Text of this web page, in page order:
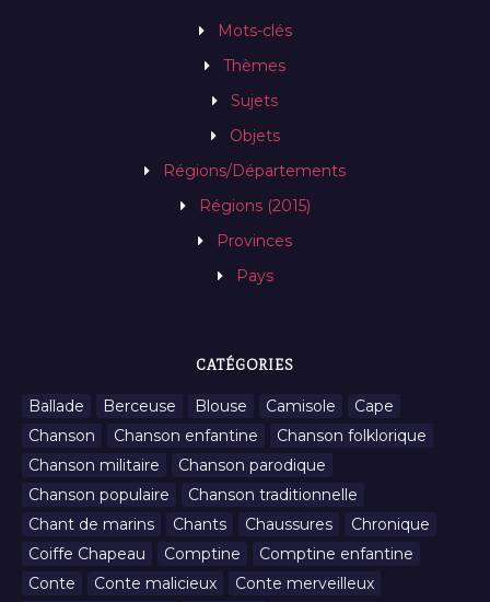
Mots-clés
Thèmes
Sujets
Objets
Régions/Départements
Régions (2015)
Provinces
Pays
CATÉGORIES
Ballade Berceuse Blouse Camisole
Cape
Chanson
Chanson enfantine
Chanson folklorique
Chanson militaire
Chanson parodique
Chanson populaire
Chanson traditionnelle
Chant de marins
Chants Chaussures
Chronique
Coiffe Chapeau
Comptine
Comptine enfantine
Conte
Conte malicieux
Conte merveilleux